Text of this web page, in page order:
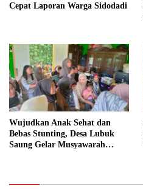
Cepat Laporan Warga Sidodadi
Wujudkan Anak Sehat dan
Bebas Stunting, Desa Lubuk
Saung Gelar Musyawarah